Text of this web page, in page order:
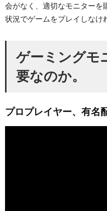
会がなく、適切なモニターを
状況でゲームをプレイしなけ
ゲーミングモ
要なのか。
プロプレイヤー、有名